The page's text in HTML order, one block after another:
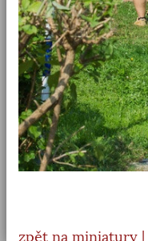
zpět na miniatury